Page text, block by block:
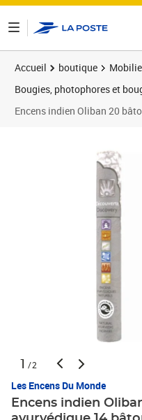
Accueil boutique
Bougies, photophores et
Encens indien Oliban 20
1 /2
Les Encens Du Monde
Encens indien